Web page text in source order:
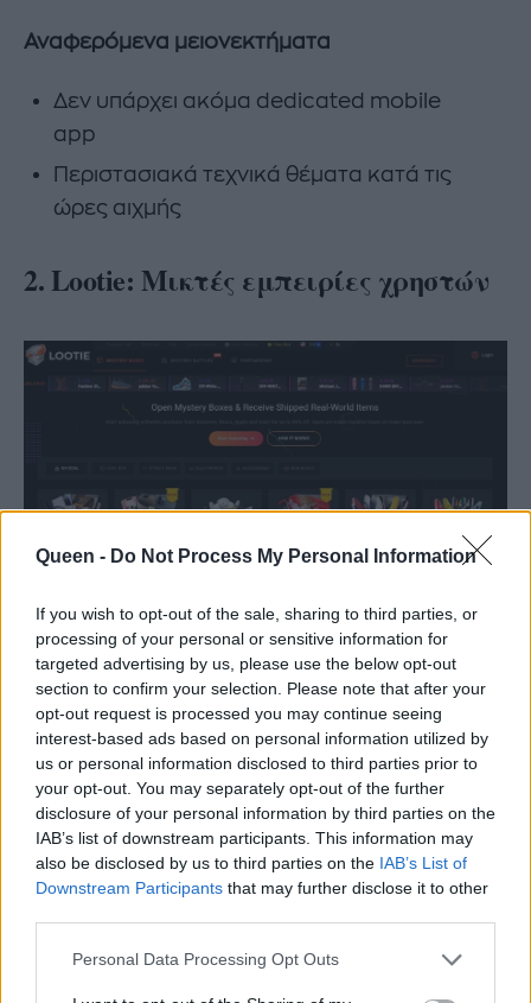
Queen - Do Not Process My Personal Information
If you wish to opt-out of the sale, sharing to third parties, or
processing of your personal or sensitive information for
targeted advertising by us, please use the below opt-out
section to confirm your selection. Please note that after your
opt-out request is processed you may continue seeing
interest-based ads based on personal information utilized by
us or personal information disclosed to third parties prior to
your opt-out. You may separately opt-out of the further
disclosure of your personal information by third parties on the
IAB’s list of downstream participants. This information may
also be disclosed by us to third parties on the IAB’s List of
Downstream Participants that may further disclose it to other
Personal Data Processing Opt Outs
Αναφερόμενα μειονεκτήματα
Δεν υπάρχει ακόμα dedicated mobile
app
Περιστασιακά τεχνικά θέματα κατά τις
ώρες αιχμής
2. Lootie: Μικτές εμπειρίες χρηστών
Το Lootie προσελκύει χρήστες με την
εντυπωσιακή συλλογή streetwear και τα
battles μεταξύ παικτών. Ωστόσο, οι κριτικές
χρηστών αποκαλύπτουν μια πιο περίπλοκη
εικόνα. Ενώ κάποιοι απολαμβάνουν την
πλατφόρμα και κερδίζουν ποιοτικά προϊόντα,
άλλοι αναφέρουν σοβαρά προβλήματα με
παραδόσεις και εξυπηρέτηση.
Η διαδικασία εγγραφής είναι απλή και
πολλοί χρήστες εκφράζουν ανησυχίες για τη